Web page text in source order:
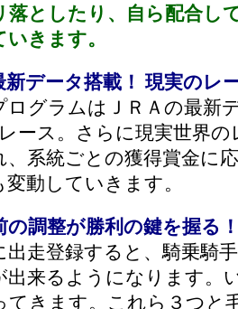
落としたり、自ら配合し
きます。
新データ搭載！ 現実のレ
グラムはＪＲＡの最新
ース。さらに現実世界
、系統ごとの獲得賞金に
動していきます。
の調整が勝利の鍵を握る
走登録すると、騎乗騎
出来るようになります。
てきます。これら３つと